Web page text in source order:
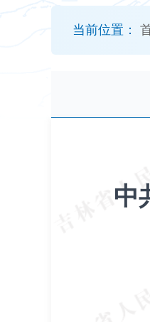
当前位置：
中